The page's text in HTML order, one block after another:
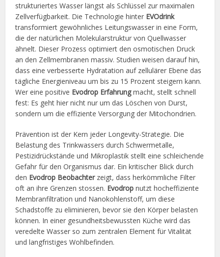
strukturiertes Wasser längst als Schlüssel zur maximalen
Zellverfügbarkeit. Die Technologie hinter EVOdrink
transformiert gewöhnliches Leitungswasser in eine Form,
die der natürlichen Molekularstruktur von Quellwasser
ähnelt. Dieser Prozess optimiert den osmotischen Druck
an den Zellmembranen massiv. Studien weisen darauf hin,
dass eine verbesserte Hydratation auf zellulärer Ebene das
tägliche Energieniveau um bis zu 15 Prozent steigern kann.
Wer eine positive Evodrop Erfahrungmacht, stellt schnell
fest: Es geht hier nicht nur um das Löschen von Durst,
sondern um die effiziente Versorgung der Mitochondrien.
Prävention ist der Kern jeder Longevity-Strategie. Die
Belastung des Trinkwassers durch Schwermetalle,
Pestizidrückstände und Mikroplastik stellt eine schleichende
Gefahr für den Organismus dar. Ein kritischer Blick durch
den Evodrop Beobachterzeigt, dass herkömmliche Filter
oft an ihre Grenzen stossen. Evodrop nutzt hocheffiziente
Membranfiltration und Nanokohlenstoff, um diese
Schadstoffe zu eliminieren, bevor sie den Körper belasten
können. In einer gesundheitsbewussten Küche wird das
veredelte Wasser so zum zentralen Element für Vitalität
und langfristiges Wohlbefinden.